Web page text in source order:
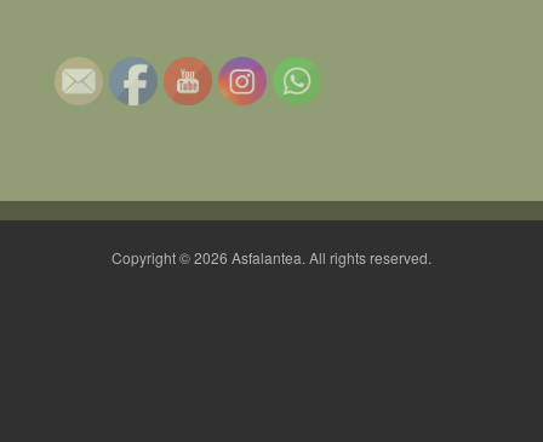
Copyright © 2026 Asfalantea. All rights reserved.